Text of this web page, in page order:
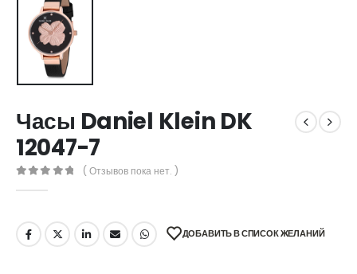
Часы Daniel Klein DK
12047-7
( Отзывов пока нет. )
ДОБАВИТЬ В СПИСОК ЖЕЛАНИЙ